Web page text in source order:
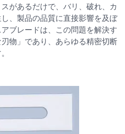
があるだけで、バリ、破れ、カ
、製品の品質に直接影響を及ぼ
ブレードは、この問題を解決す
物」であり、あらゆる精密切断